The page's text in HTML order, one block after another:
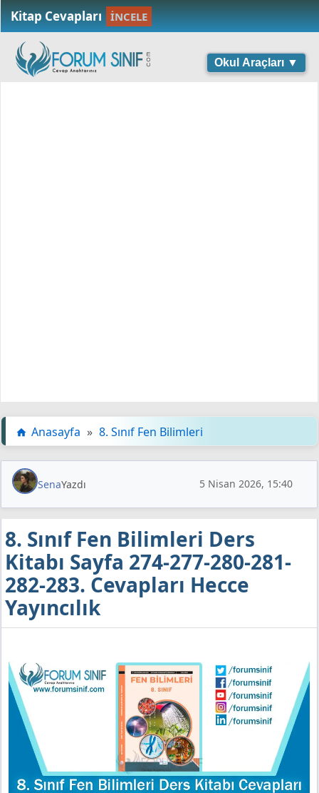
Kitap Cevapları İNCELE
Okul Araçları ▼
Anasayfa » 8. Sınıf Fen Bilimleri
SenaYazdı 5 Nisan 2026, 15:40
8. Sınıf Fen Bilimleri Ders
Kitabı Sayfa 274-277-280-281-
282-283. Cevapları Hecce
Yayıncılık